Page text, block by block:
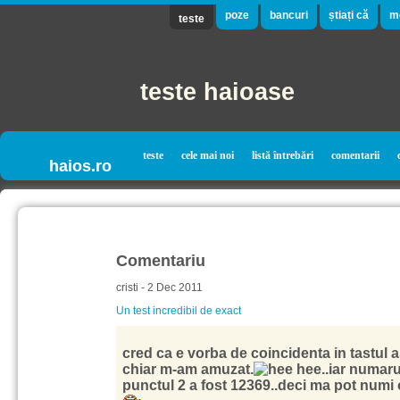
teste poze bancuri știați că
teste haioase
haios.ro
teste cele mai noi listă întrebări comentarii
Comentariu
cristi - 2 Dec 2011
Un test incredibil de exact
cred ca e vorba de coincidenta in tastul
chiar m-am amuzat.
..iar
punctul 2 a fost 12369..deci ma pot